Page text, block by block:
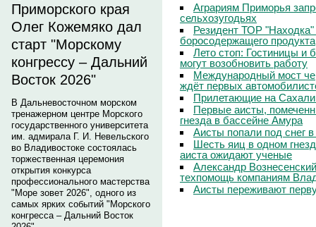
Приморского края
Олег Кожемяко дал
старт "Морскому
конгрессу – Дальний
Восток 2026"
В Дальневосточном морском
тренажерном центре Морского
государственного университета
им. адмирала Г. И. Невельского
во Владивостоке состоялась
торжественная церемония
открытия конкурса
профессионального мастерства
"Море зовет 2026", одного из
самых ярких событий "Морского
конгресса – Дальний Восток
Аграриям Приморья
сельхозугодьях
Резидент ТОР "Находка"
боросодержащего продукта
Лето стоп: Гостиницы и
могут возобновить работу
Международный мост
ждёт первых
Прилетающие на
Первые аисты,
гнезда в бассейне Амура
Аисты попали под снег
Шесть яиц в одном
аиста ожидают ученые
Александр
техпомощь компаниям
Аисты переживают